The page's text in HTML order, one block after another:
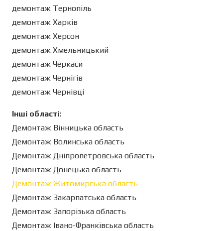
демонтаж Тернопіль
демонтаж Харків
демонтаж Херсон
демонтаж Хмельницький
демонтаж Черкаси
демонтаж Чернігів
демонтаж Чернівці
Інші області:
Демонтаж Вінницька область
Демонтаж Волинська область
Демонтаж Дніпропетровська область
Демонтаж Донецька область
Демонтаж Житомирська область
Демонтаж Закарпатська область
Демонтаж Запорізька область
Демонтаж Івано-Франківська область